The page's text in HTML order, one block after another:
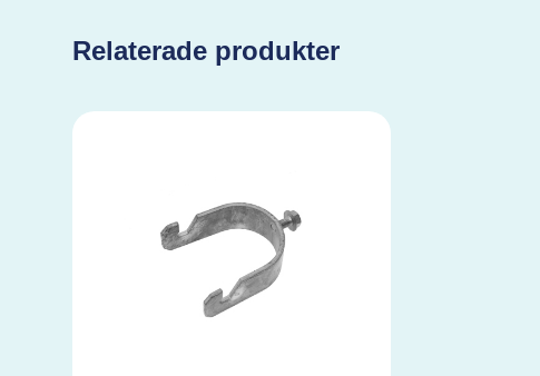
Relaterade produkter